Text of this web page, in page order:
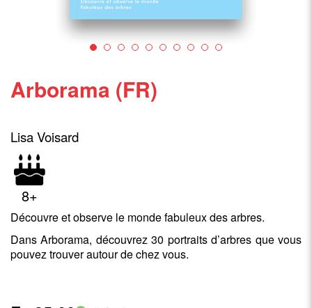
Arborama (FR)
Lisa Voisard
8+
Découvre et observe le monde fabuleux des arbres.
Dans Arborama, découvrez 30 portraits d’arbres que vous
pouvez trouver autour de chez vous.